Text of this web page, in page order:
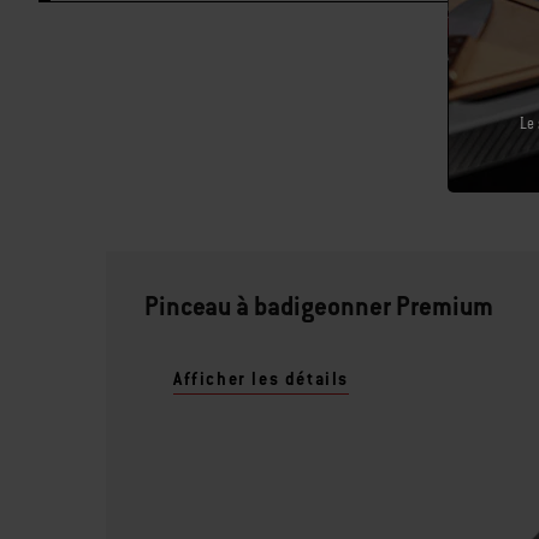
Pinceau à badigeonner Premium
Afficher les détails
Le